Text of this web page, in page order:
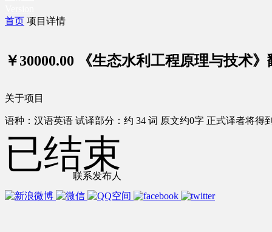
首页 项目详情
￥30000.00 《生态水利工程原理与技术》
关于项目
语种：汉语英语 试译部分：约 34 词 原文约0字 正式译者将得
联系发布人
已结束